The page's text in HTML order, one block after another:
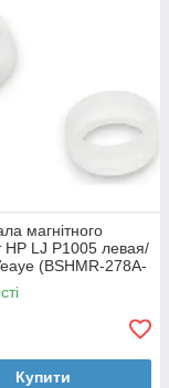
магнітного
HP LJ P1005 левая/
(BSHMR-278A-
Купити